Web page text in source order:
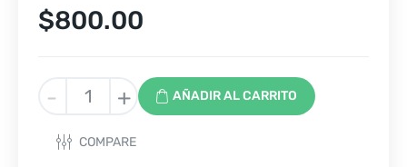
$800.00
-
Cuadernos
Oncología
Molecular
+ AÑADIR AL CARRITO
COMPARE